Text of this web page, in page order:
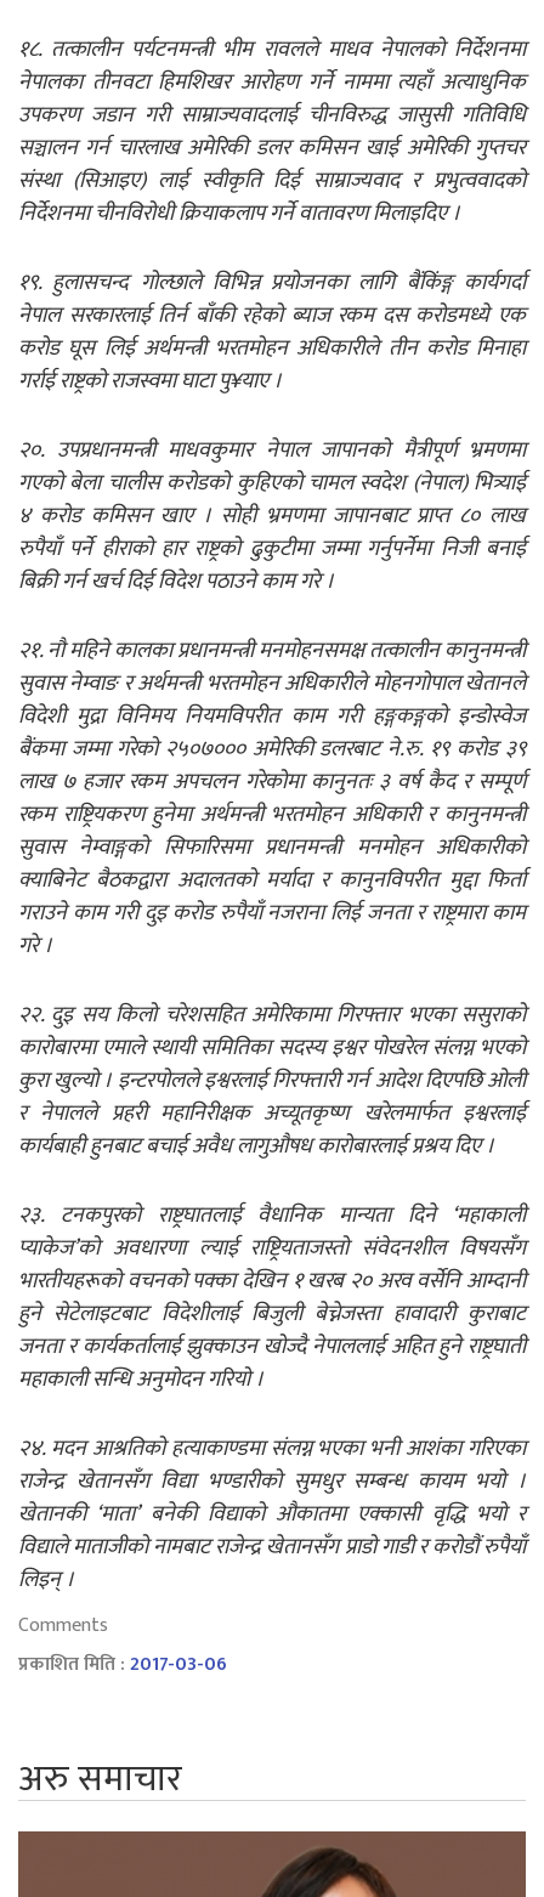
१८. तत्कालीन पर्यटनमन्त्री भीम रावलले माधव नेपालको निर्देशनमा
नेपालका तीनवटा हिमशिखर आरोहण गर्ने नाममा त्यहाँ अत्याधुनिक
उपकरण जडान गरी साम्राज्यवादलाई चीनविरुद्ध जासुसी गतिविधि
सञ्चालन गर्न चारलाख अमेरिकी डलर कमिसन खाई अमेरिकी गुप्तचर
संस्था (सिआइए) लाई स्वीकृति दिई साम्राज्यवाद र प्रभुत्ववादको
निर्देशनमा चीनविरोधी क्रियाकलाप गर्ने वातावरण मिलाइदिए ।
१९. हुलासचन्द गोल्छाले विभिन्न प्रयोजनका लागि बैंकिंङ्ग कार्यगर्दा
नेपाल सरकारलाई तिर्न बाँकी रहेको ब्याज रकम दस करोडमध्ये एक
करोड घूस लिई अर्थमन्त्री भरतमोहन अधिकारीले तीन करोड मिनाहा
गर्राई राष्ट्रको राजस्वमा घाटा पु¥याए ।
२०. उपप्रधानमन्त्री माधवकुमार नेपाल जापानको मैत्रीपूर्ण भ्रमणमा
गएको बेला चालीस करोडको कुहिएको चामल स्वदेश (नेपाल) भित्र्याई
४ करोड कमिसन खाए । सोही भ्रमणमा जापानबाट प्राप्त ८० लाख
रुपैयाँ पर्ने हीराको हार राष्ट्रको ढुकुटीमा जम्मा गर्नुपर्नेमा निजी बनाई
बिक्री गर्न खर्च दिई विदेश पठाउने काम गरे ।
२१. नौ महिने कालका प्रधानमन्त्री मनमोहनसमक्ष तत्कालीन कानुनमन्त्री
सुवास नेम्वाङ र अर्थमन्त्री भरतमोहन अधिकारीले मोहनगोपाल खेतानले
विदेशी मुद्रा विनिमय नियमविपरीत काम गरी हङ्गकङ्गको इन्डोस्वेज
बैंकमा जम्मा गरेको २५०७००० अमेरिकी डलरबाट ने.रु. १९ करोड ३९
लाख ७ हजार रकम अपचलन गरेकोमा कानुनतः ३ वर्ष कैद र सम्पूर्ण
रकम राष्ट्रियकरण हुनेमा अर्थमन्त्री भरतमोहन अधिकारी र कानुनमन्त्री
सुवास नेम्वाङ्गको सिफारिसमा प्रधानमन्त्री मनमोहन अधिकारीको
क्याबिनेट बैठकद्वारा अदालतको मर्यादा र कानुनविपरीत मुद्दा फिर्ता
गराउने काम गरी दुइ करोड रुपैयाँ नजराना लिई जनता र राष्ट्रमारा काम
गरे ।
२२. दुइ सय किलो चरेशसहित अमेरिकामा गिरफ्तार भएका ससुराको
कारोबारमा एमाले स्थायी समितिका सदस्य इश्वर पोखरेल संलग्न भएको
कुरा खुल्यो । इन्टरपोलले इश्वरलाई गिरफ्तारी गर्न आदेश दिएपछि ओली
र नेपालले प्रहरी महानिरीक्षक अच्यूतकृष्ण खरेलमार्फत इश्वरलाई
कार्यबाही हुनबाट बचाई अवैध लागुऔषध कारोबारलाई प्रश्रय दिए ।
२३. टनकपुरको राष्ट्रघातलाई वैधानिक मान्यता दिने ‘महाकाली
प्याकेज’को अवधारणा ल्याई राष्ट्रियताजस्तो संवेदनशील विषयसँग
भारतीयहरूको वचनको पक्का देखिन १ खरब २० अरव वर्सेनि आम्दानी
हुने सेटेलाइटबाट विदेशीलाई बिजुली बेच्नेजस्ता हावादारी कुराबाट
जनता र कार्यकर्तालाई झुक्काउन खोज्दै नेपाललाई अहित हुने राष्ट्रघाती
महाकाली सन्धि अनुमोदन गरियो ।
२४. मदन आश्रतिको हत्याकाण्डमा संलग्न भएका भनी आशंका गरिएका
राजेन्द्र खेतानसँग विद्या भण्डारीको सुमधुर सम्बन्ध कायम भयो ।
खेतानकी ‘माता’ बनेकी विद्याको औकातमा एक्कासी वृद्धि भयो र
विद्याले माताजीको नामबाट राजेन्द्र खेतानसँग प्राडो गाडी र करोडौं रुपैयाँ
लिइन् ।
Comments
प्रकाशित मिति :2017-03-06
अरु समाचार